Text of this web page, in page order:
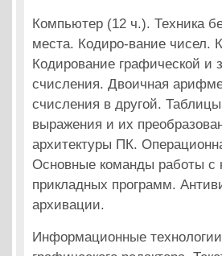
Компьютер (12 ч.). Техника
места. Кодиро-вание чисел.
Кодирование графической
счисления. Двоичная
счисления в другой.
выражения и их
архитектуры ПК.
Основные команды работы с
прикладных программ.
архивации.
Информационные